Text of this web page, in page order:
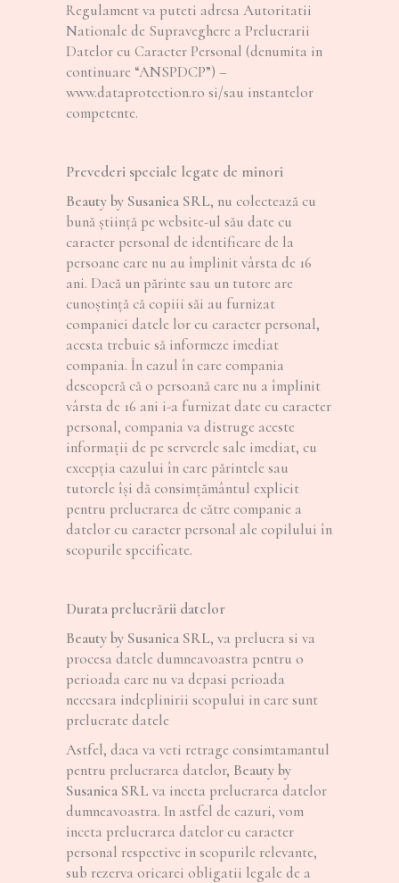
Regulament va puteti adresa Autoritatii
Nationale de Supraveghere a Prelucrarii
Datelor cu Caracter Personal (denumita in
continuare “ANSPDCP”) –
www.dataprotection.ro si/sau instantelor
competente.
Prevederi speciale legate de minori
Beauty by Susanica SRL, nu colectează cu
bună știință pe website-ul său date cu
caracter personal de identificare de la
persoane care nu au împlinit vârsta de 16
ani. Dacă un părinte sau un tutore are
cunoștință că copiii săi au furnizat
companiei datele lor cu caracter personal,
acesta trebuie să informeze imediat
compania. În cazul în care compania
descoperă că o persoană care nu a împlinit
vârsta de 16 ani i-a furnizat date cu caracter
personal, compania va distruge aceste
informații de pe serverele sale imediat, cu
excepția cazului în care părintele sau
tutorele își dă consimțământul explicit
pentru prelucrarea de către companie a
datelor cu caracter personal ale copilului în
scopurile specificate.
Durata prelucrării datelor
Beauty by Susanica SRL, va prelucra si va
procesa datele dumneavoastra pentru o
perioada care nu va depasi perioada
necesara indeplinirii scopului in care sunt
prelucrate datele
Astfel, daca va veti retrage consimtamantul
pentru prelucrarea datelor, Beauty by
Susanica SRL va inceta prelucrarea datelor
dumneavoastra. In astfel de cazuri, vom
inceta prelucrarea datelor cu caracter
personal respective in scopurile relevante,
sub rezerva oricarei obligatii legale de a